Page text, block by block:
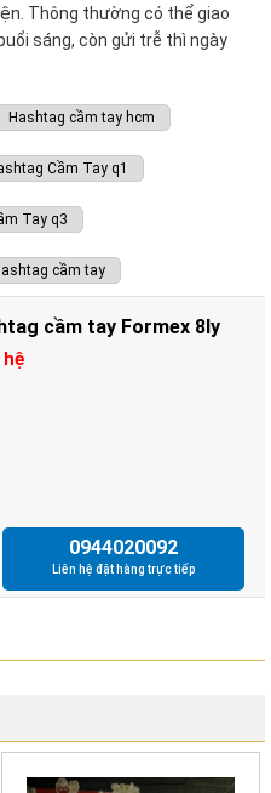
Thông thường có thể giao
sáng, còn gửi trễ thì ngày
Hashtag cầm tay hcm
Cầm Tay q1
Tay q3
cầm tay
cầm tay Formex 8ly
0944020092
Liên hệ đặt hàng trực tiếp